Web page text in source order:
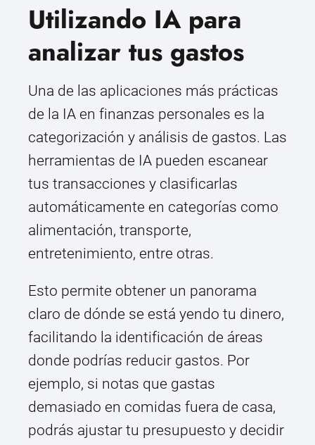
Utilizando IA para
analizar tus gastos
Una de las aplicaciones más prácticas
de la IA en finanzas personales es la
categorización y análisis de gastos. Las
herramientas de IA pueden escanear
tus transacciones y clasificarlas
automáticamente en categorías como
alimentación, transporte,
entretenimiento, entre otras.
Esto permite obtener un panorama
claro de dónde se está yendo tu dinero,
facilitando la identificación de áreas
donde podrías reducir gastos. Por
ejemplo, si notas que gastas
demasiado en comidas fuera de casa,
podrás ajustar tu presupuesto y decidir